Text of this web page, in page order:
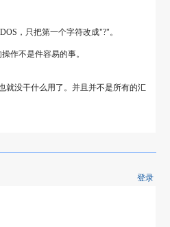
，只把第一个字符改成"?"。
作不是件容易的事。
就没干什么用了。并且并不是所有的汇
登录